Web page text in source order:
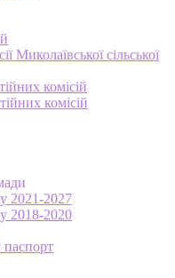
Миколаївської сільської
комісій
комісій
2021-2027
2018-2020
паспорт